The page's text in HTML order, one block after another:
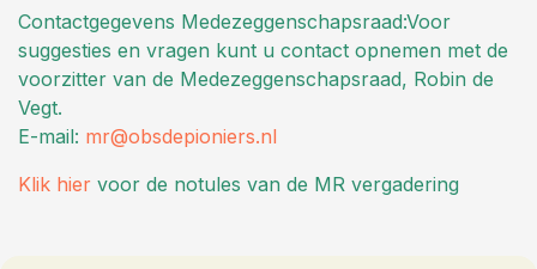
Contactgegevens Medezeggenschapsraad:Voor
suggesties en vragen kunt u contact opnemen met de
voorzitter van de Medezeggenschapsraad, Robin de
Vegt.
E-mail: mr@obsdepioniers.nl
Klik hier voor de notules van de MR vergadering